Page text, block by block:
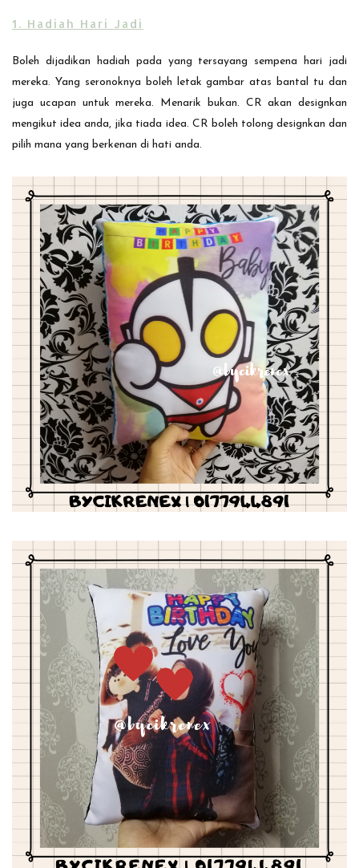
1. Hadiah Hari Jadi
Boleh dijadikan hadiah pada yang tersayang sempena hari jadi
mereka. Yang seronoknya boleh letak gambar atas bantal tu dan
juga ucapan untuk mereka. Menarik bukan. CR akan designkan
mengikut idea anda, jika tiada idea. CR boleh tolong designkan dan
pilih mana yang berkenan di hati anda.